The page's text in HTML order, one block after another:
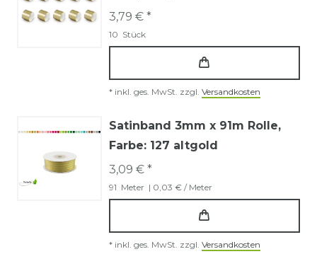
3,79 € *
10 Stück
* inkl. ges. MwSt. zzgl. Versandkosten
Satinband 3mm x 91m Rolle,
Farbe: 127 altgold
3,09 € *
91 Meter | 0,03 € / Meter
* inkl. ges. MwSt. zzgl. Versandkosten